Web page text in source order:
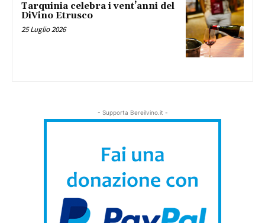
Tarquinia celebra i vent’anni del
DiVino Etrusco
25 Luglio 2026
- Supporta Bereilvino.it -